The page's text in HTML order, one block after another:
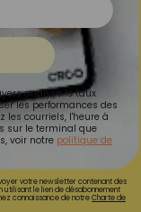
analyse le taux
les performances des
les courriels, l'heure à
sur le terminal que
voir notre politique de
votre newsletter contenant des
le lien de désabonnement
connaissance de notreCharte de